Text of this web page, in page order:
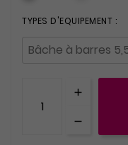
TYPES D'EQUIPEMENT :